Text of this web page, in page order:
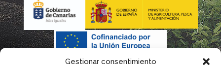
Gestionar consentimiento